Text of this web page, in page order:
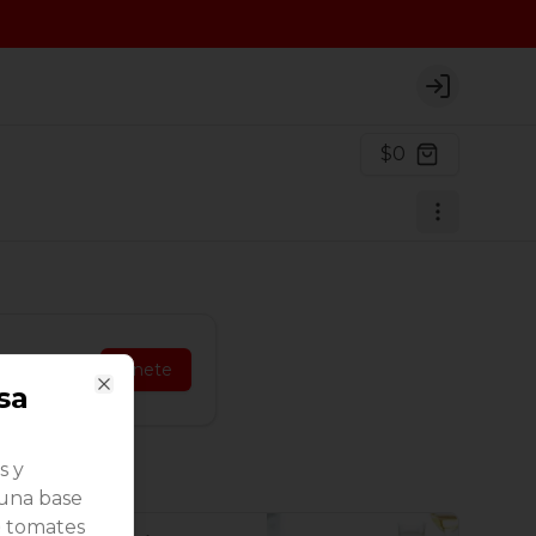
Login
$0
Únete
y
base
tomates